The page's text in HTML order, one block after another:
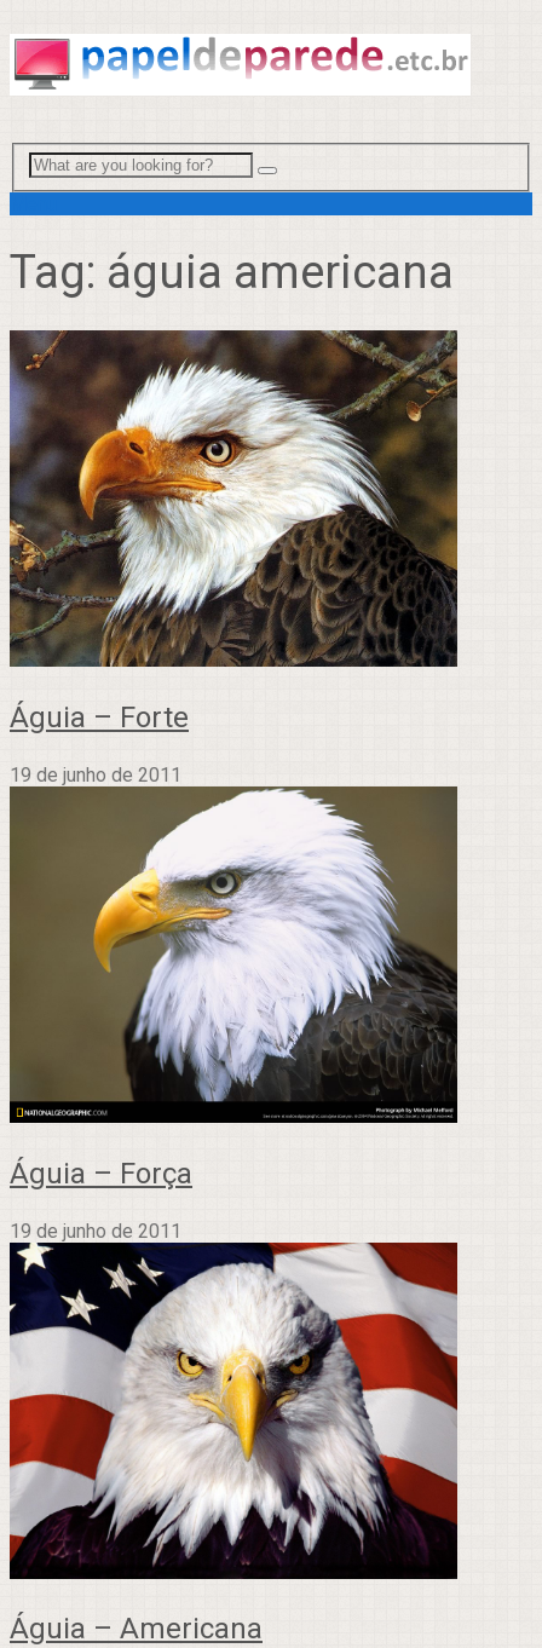
Tag: águia americana
Águia – Forte
19 de junho de 2011
Águia – Força
19 de junho de 2011
Águia – Americana